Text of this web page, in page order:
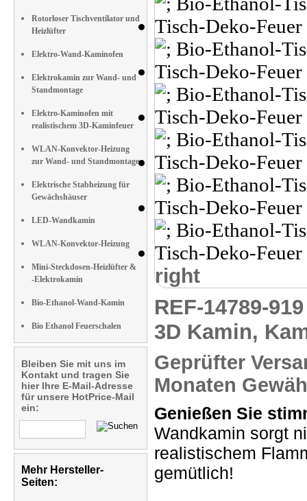
Rotorloser Tischventilator und
Heizlüfter
Elektro-Wand-Kaminofen
Elektrokamin zur Wand- und
Standmontage
Elektro-Kaminofen mit
realistischem 3D-Kaminfeuer
WLAN-Konvektor-Heizung
zur Wand- und Standmontage
Elektrische Stabheizung für
Gewächshäuser
LED-Wandkamin
WLAN-Konvektor-Heizung
Mini-Steckdosen-Heizlüfter &
-Elektrokamin
Bio-Ethanol-Wand-Kamin
Bio Ethanol Feuerschalen
Bleiben Sie mit uns im
Kontakt und tragen Sie
hier Ihre E-Mail-Adresse
für unsere HotPrice-Mail
ein:
Mehr Hersteller-
Seiten:
right
REF-14789-
3D Kamin,
Geprüfter
Monaten
Genießen Sie
Wandkamin sorgt
realistischem
gemütlich!